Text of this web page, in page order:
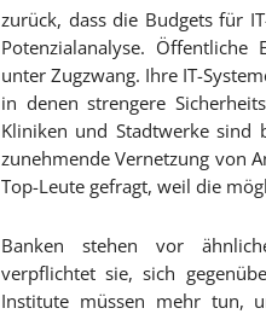
zurück, dass die Budgets für
Potenzialanalyse.
unter Zugzwang. Ihre IT-
in denen strengere
Kliniken und Stadtwerke sind
zunehmende Vernetzung von
Top-Leute gefragt, weil die
Banken stehen vor
verpflichtet sie, sich
Institute müssen mehr tun,